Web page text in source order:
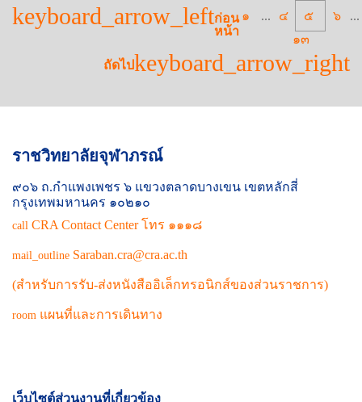
keyboard_arrow_leftก่อน
หน้า
๑ ... ๔ ๕ ๖
...
๑๓
ถัดไปkeyboard_arrow_right
ราชวิทยาลัยจุฬาภรณ์
๙๐๖ ถ.กำแพงเพชร ๖ แขวงตลาดบางเขน เขตหลักสี่
กรุงเทพมหานคร ๑๐๒๑๐
call CRA Contact Center โทร ๑๑๑๘
mail_outline Saraban.cra@cra.ac.th
(สำหรับการรับ-ส่งหนังสืออิเล็กทรอนิกส์ของส่วนราชการ)
room แผนที่และการเดินทาง
เว็บไซต์ส่วนงานที่เกี่ยวข้อง